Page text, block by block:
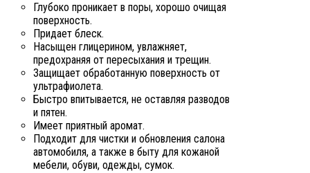
Глубоко проникает в поры, хорошо очищая
поверхность.
Придает блеск.
Насыщен глицерином, увлажняет,
предохраняя от пересыхания и трещин.
Защищает обработанную поверхность от
ультрафиолета.
Быстро впитывается, не оставляя разводов
и пятен.
Имеет приятный аромат.
Подходит для чистки и обновления салона
автомобиля, а также в быту для кожаной
мебели, обуви, одежды, сумок.